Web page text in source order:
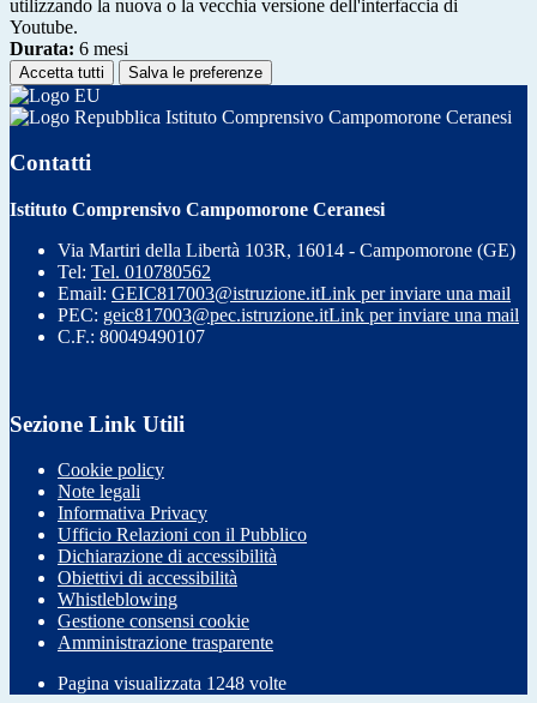
utilizzando la nuova o la vecchia versione dell'interfaccia di
Youtube.
Durata: 6 mesi
Accetta tutti Salva le preferenze
Istituto Comprensivo Campomorone Ceranesi
Contatti
Istituto Comprensivo Campomorone Ceranesi
Via Martiri della Libertà 103R, 16014 - Campomorone (GE)
Tel: Tel. 010780562
Email: GEIC817003@istruzione.itLink per inviare una mail
PEC: geic817003@pec.istruzione.itLink per inviare una mail
C.F.: 80049490107
Sezione Link Utili
Cookie policy
Note legali
Informativa Privacy
Ufficio Relazioni con il Pubblico
Dichiarazione di accessibilità
Obiettivi di accessibilità
Whistleblowing
Gestione consensi cookie
Amministrazione trasparente
Pagina visualizzata 1248 volte